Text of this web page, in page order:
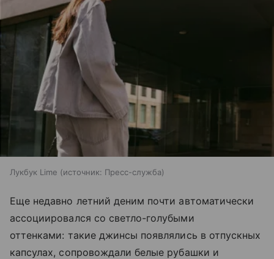
Лукбук Lime источник: Пресс-служба
Еще недавно летний деним почти автоматически
ассоциировался со светло-голубыми
оттенками: такие джинсы появлялись в отпускных
капсулах, сопровождали белые рубашки и